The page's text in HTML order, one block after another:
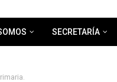
SECRETARÍA